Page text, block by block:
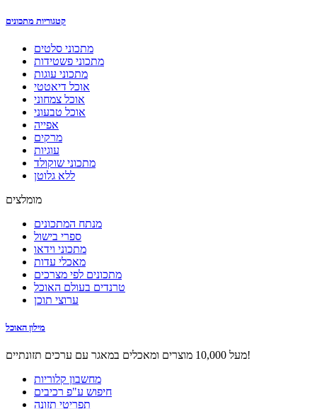
קטגוריות מתכונים
מתכוני סלטים
מתכוני פשטידות
מתכוני עוגות
אוכל דיאטטי
אוכל צמחוני
אוכל טבעוני
אפייה
מרקים
עוגיות
מתכוני שוקולד
ללא גלוטן
מומלצים
מנתח המתכונים
ספרי בישול
מתכוני וידאו
מאכלי עדות
מתכונים לפי מצרכים
טרנדים בעולם האוכל
ערוצי תוכן
מילון האוכל
מעל 10,000 מוצרים ומאכלים במאגר עם ערכים תזונתיים!
מחשבון קלוריות
חיפוש ע"פ רכיבים
תפריטי תזונה